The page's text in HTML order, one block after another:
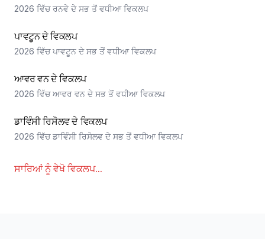
2026 ਵਿੱਚ ਰਨਵੇ ਦੇ ਸਭ ਤੋਂ ਵਧੀਆ ਵਿਕਲਪ
ਪਾਵਟੂਨ ਦੇ ਵਿਕਲਪ
2026 ਵਿੱਚ ਪਾਵਟੂਨ ਦੇ ਸਭ ਤੋਂ ਵਧੀਆ ਵਿਕਲਪ
ਆਵਰ ਵਨ ਦੇ ਵਿਕਲਪ
2026 ਵਿੱਚ ਆਵਰ ਵਨ ਦੇ ਸਭ ਤੋਂ ਵਧੀਆ ਵਿਕਲਪ
ਡਾਵਿੰਸੀ ਰਿਸੋਲਵ ਦੇ ਵਿਕਲਪ
2026 ਵਿੱਚ ਡਾਵਿੰਸੀ ਰਿਸੋਲਵ ਦੇ ਸਭ ਤੋਂ ਵਧੀਆ ਵਿਕਲਪ
ਸਾਰਿਆਂ ਨੂੰ ਵੇਖੋ ਵਿਕਲਪ...